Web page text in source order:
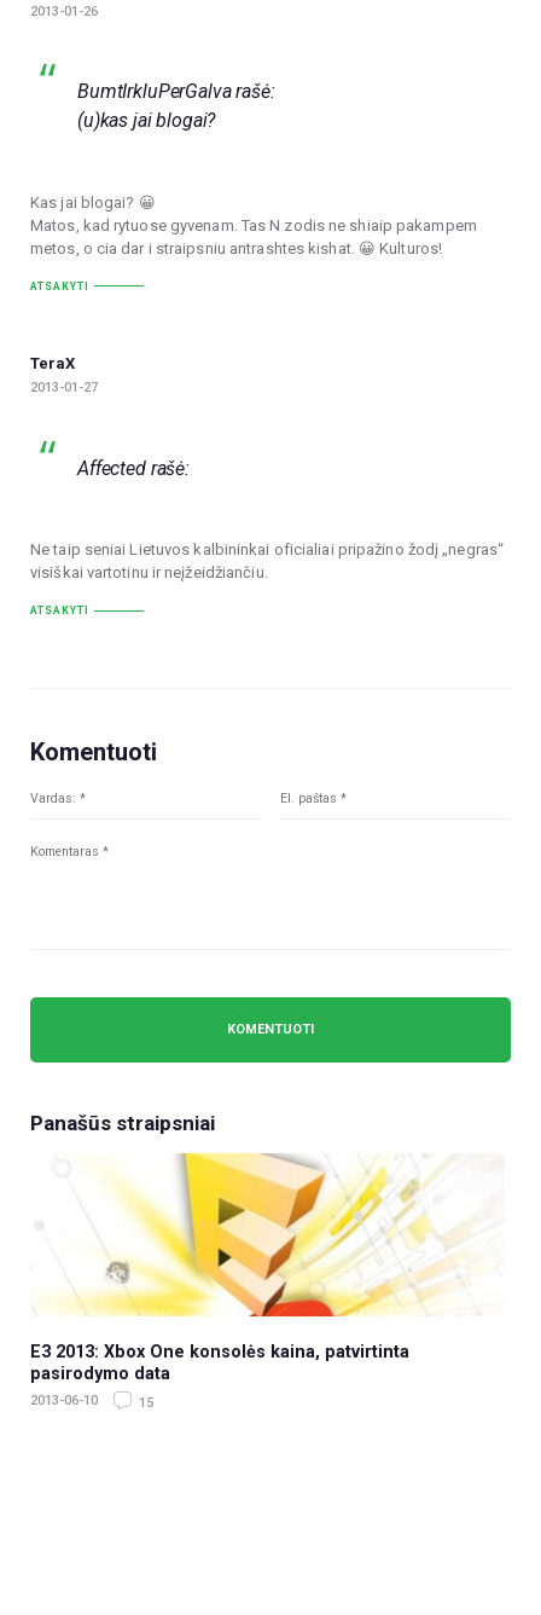
2013-01-26
BumtIrkluPerGalva rašė:
(u)kas jai blogai?
Kas jai blogai? 😀
Matos, kad rytuose gyvenam. Tas N zodis ne shiaip pakampem
metos, o cia dar i straipsniu antrashtes kishat. 😀 Kulturos!
ATSAKYTI
TeraX
2013-01-27
Affected rašė:
Ne taip seniai Lietuvos kalbininkai oficialiai pripažino žodį „negras“
visiškai vartotinu ir neįžeidžiančiu.
ATSAKYTI
Komentuoti
Panašūs straipsniai
E3 2013: Xbox One konsolės kaina, patvirtinta
pasirodymo data
2013-06-10 15